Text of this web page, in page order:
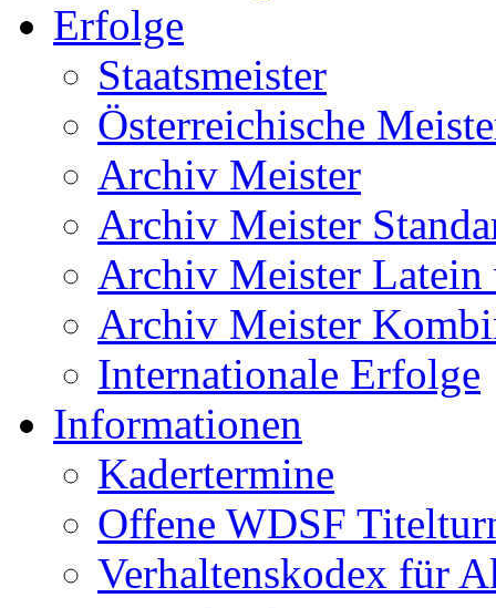
Erfolge
Staatsmeister
Österreichische
Archiv Meister
Archiv Meister
Archiv Meister Latein
Archiv Meister
Internationale Erfolge
Informationen
Kadertermine
Offene WDSF
Verhaltenskodex für